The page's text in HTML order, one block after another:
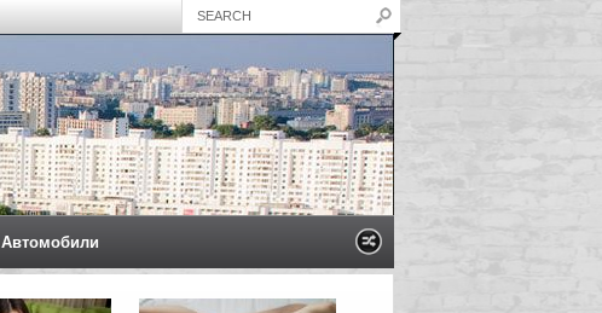
Автомобили